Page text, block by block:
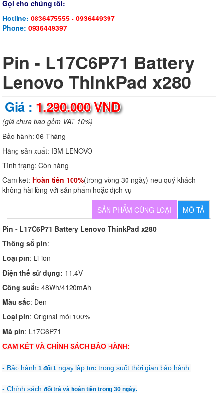
Gọi cho chúng tôi:
Hotline: 0836475555 - 0936449397
Phone: 0936449397
Pin - L17C6P71 Battery
Lenovo ThinkPad x280
Giá : 1.290.000 VND
(giá chưa bao gồm VAT 10%)
Bảo hành: 06 Tháng
Hãng sản xuất: IBM LENOVO
Tình trạng: Còn hàng
Cam kết: Hoàn tiền 100%(trong vòng 30 ngày) nếu quý khách
không hài lòng với sản phẩm hoặc dịch vụ
MÔ TẢ
SẢN PHẨM CÙNG LOẠI
Pin - L17C6P71 Battery Lenovo ThinkPad x280
Thông số pin:
Loại pin: Li-ion
Điện thế sử dụng: 11.4V
Công suất: 48Wh/4120mAh
Màu sắc: Đen
Loại pin: Original mới 100%
Mã pin: L17C6P71
CAM KẾT VÀ CHÍNH SÁCH BẢO HÀNH:
- Bảo hành 1 đổi 1 ngay lập tức trong suốt thời gian bảo hành.
- Chính sách đổi trả và hoàn tiền trong 30 ngày.